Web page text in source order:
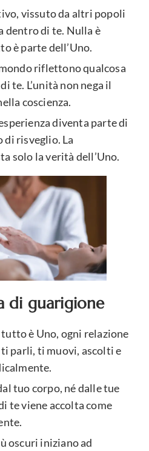
vissuto da altri popoli
dentro di te. Nulla è
è parte dell’Uno.
riflettono qualcosa
te. L’unità non nega il
coscienza.
diventa parte di
di risveglio. La
solo la verità dell’Uno.
di guarigione
è Uno, ogni relazione
parli, ti muovi, ascolti e
tuo corpo, né dalle tue
te viene accolta come
oscuri iniziano ad